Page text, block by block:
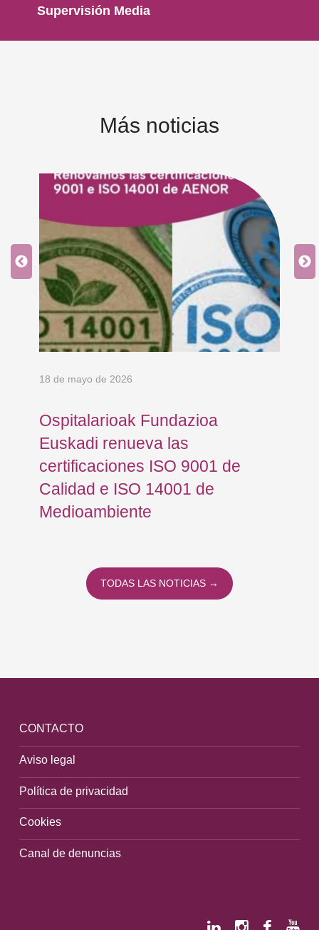
Supervisión Media
Más noticias
18 de mayo de 2026
Ospitalarioak Fundazioa
Euskadi renueva las
certificaciones ISO 9001 de
Calidad e ISO 14001 de
Medioambiente
TODAS LAS NOTICIAS →
CONTACTO
Aviso legal
Política de privacidad
Cookies
Canal de denuncias